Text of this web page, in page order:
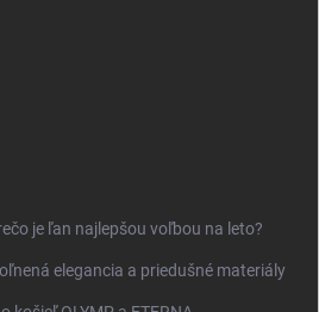
je ľan najlepšou voľbou na leto?
elegancia a priedušné materiály